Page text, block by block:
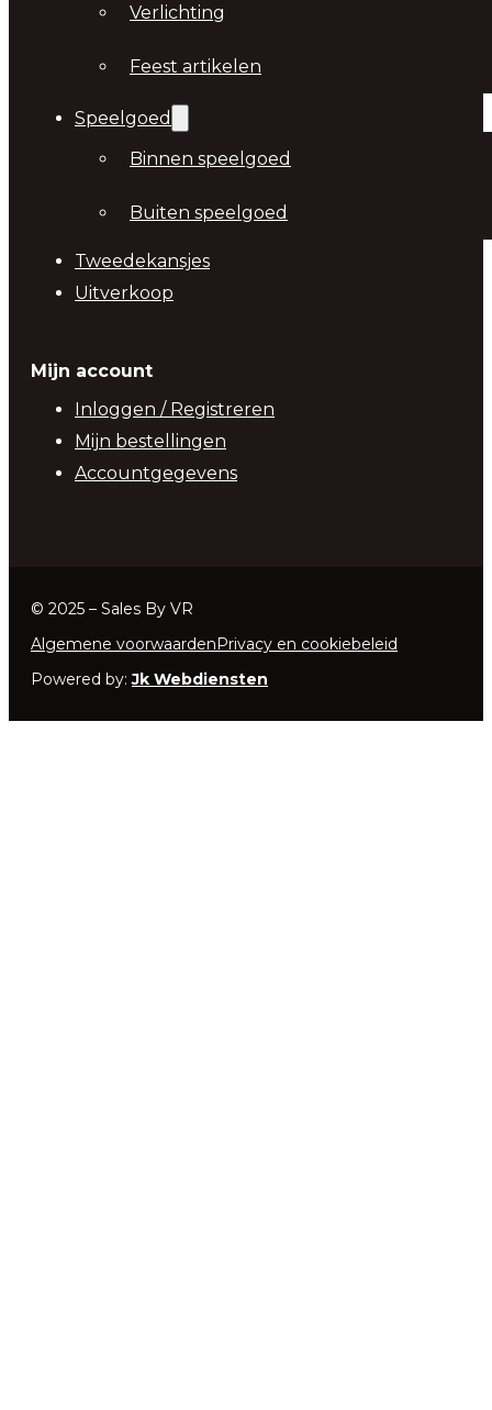
Verlichting
Feest artikelen
Speelgoed
Binnen speelgoed
Buiten speelgoed
Tweedekansjes
Uitverkoop
Mijn account
Inloggen / Registreren
Mijn bestellingen
Accountgegevens
© 2025 – Sales By VR
Algemene voorwaardenPrivacy en cookiebeleid
Powered by:Jk Webdiensten